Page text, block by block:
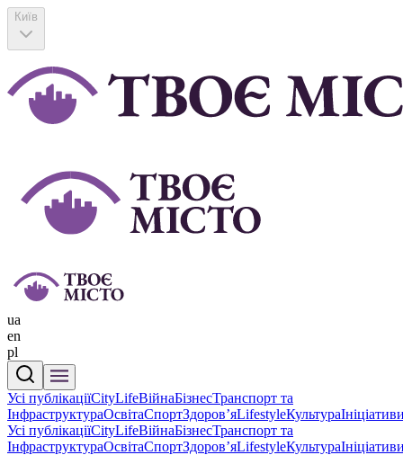
Київ
ua
en
pl
Усі публікаціїCityLifeВійнаБізнесТранспорт та
ІнфраструктураОсвітаСпортЗдоровʼяLifestyleКультура
Усі публікаціїCityLifeВійнаБізнесТранспорт та
ІнфраструктураОсвітаСпортЗдоровʼяLifestyleКультура